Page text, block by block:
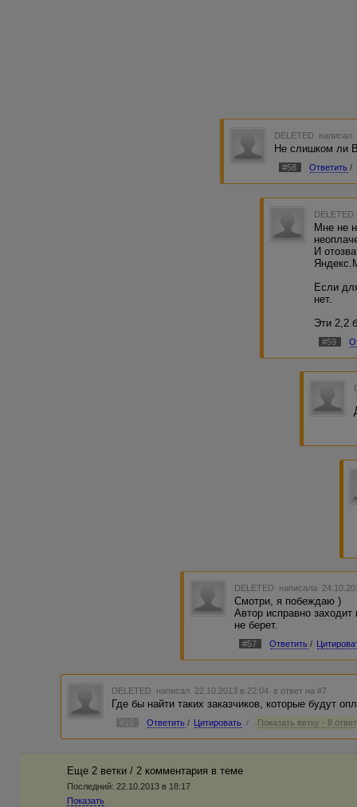
DELETED
Не слишком ли
#58 Ответить /
DELETED
Мне не
И
Если
нет.
Эти 2,2
#59
DELETED написала
Смотри, я побеждаю )
Автор исправно
не берет.
#57 Ответить /
DELETED написал 22.10.2013 в 22:04 в ответ на #7
Где бы найти таких заказчиков, которые будут
#15 Ответить / Цитировать / Показать ветку - 8
Еще 2 ветки / 2 комментария в темe
Последний: 22.10.2013 в 18:17
Показать